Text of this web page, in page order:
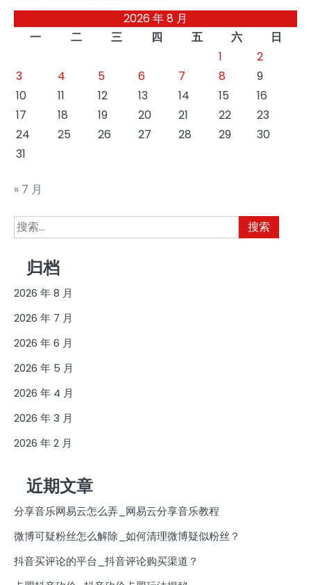
2026 年 8 月
一
二 三 四 五 六
日
1
2
3
4 5 6 7 8
9
10
11 12 13 14 15
16
17
18 19 20 21 22
23
24
25 26 27 28 29
30
31
« 7 月
搜
索：
归档
2026 年 8 月
2026 年 7 月
2026 年 6 月
2026 年 5 月
2026 年 4 月
2026 年 3 月
2026 年 2 月
近期文章
分享音乐网易云怎么弄_网易云分享音乐教程
微博可疑粉丝怎么解除_如何清理微博疑似粉丝？
抖音买评论的平台_抖音评论购买渠道？